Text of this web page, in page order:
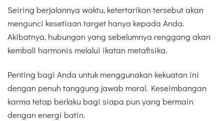
Seiring berjalannya waktu, ketertarikan tersebut akan
mengunci kesetiaan target hanya kepada Anda.
Akibatnya, hubungan yang sebelumnya renggang akan
kembali harmonis melalui ikatan metafisika.
Penting bagi Anda untuk menggunakan kekuatan ini
dengan penuh tanggung jawab moral. Keseimbangan
karma tetap berlaku bagi siapa pun yang bermain
dengan energi batin.